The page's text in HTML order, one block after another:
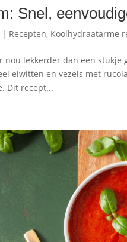
Snel,
| Recepten, Koolhydraatarme
nou lekkerder dan een
eiwitten en vezels met
Dit recept...